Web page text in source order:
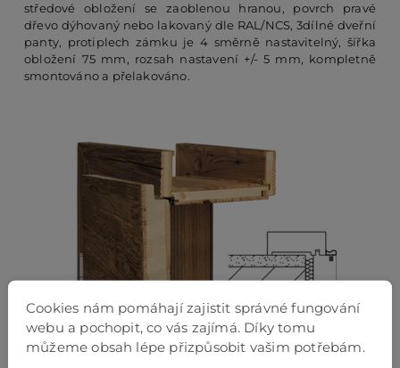
středové obložení se zaoblenou hranou, povrch pravé
dřevo dýhovaný nebo lakovaný dle RAL/NCS, 3dílné dveřní
panty, protiplech zámku je 4 směrně nastavitelný, šířka
obložení 75 mm, rozsah nastavení +/- 5 mm, kompletně
smontováno a přelakováno.
Cookies nám pomáhají zajistit správné fungování
webu a pochopit, co vás zajímá. Díky tomu
můžeme obsah lépe přizpůsobit vašim potřebám.